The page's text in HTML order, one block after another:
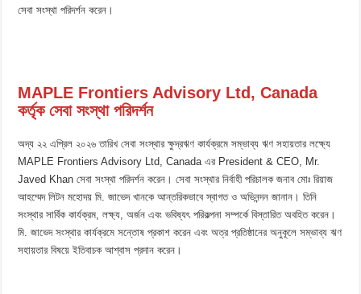
সেবা সংস্থা পরিদর্শন করেন।
MAPLE Frontiers Advisory Ltd, Canada
কর্তৃক সেবা সংস্থা পরিদর্শন
অদ্য ২২ এপ্রিল ২০২৬ তারিখ সেবা সংস্থার ক্ষুদ্রঋণ কার্যক্রমে সম্ভাব্য ঋণ সহায়তার লক্ষ্যে
MAPLE Frontiers Advisory Ltd, Canada এর President & CEO, Mr.
Javed Khan সেবা সংস্থা পরিদর্শন করেন। সেবা সংস্থার নির্বাহী পরিচালক জনাব মোঃ রিয়াজ
আহম্মেদ লিটন মহোদয় মি. জাভেদ খানকে আন্তরিকভাবে স্বাগত ও অভিনন্দন জানান। তিনি
সংস্থার সার্বিক কার্যক্রম, লক্ষ্য, অর্জন এবং ভবিষ্যৎ পরিকল্পনা সম্পর্কে বিস্তারিত অবহিত করেন।
মি. জাভেদ সংস্থার কার্যক্রমে সন্তোষ প্রকাশ করেন এবং অত্র প্রতিষ্ঠানের অনুকূলে সম্ভাব্য ঋণ
সহায়তার বিষয়ে ইতিবাচক আশ্বাস প্রদান করেন।